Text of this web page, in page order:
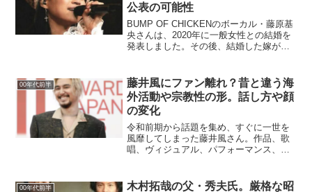
公表の可能性
BUMP OF CHICKENのボーカル・藤原基
央さんは、2020年に一般女性との結婚を
発表しました。その後、結婚した嫁が元
た。結婚生活について多くを語らないこ
とから、夫...
00年代前半
藤井風にファン離れ？昔と違う海
外活動や宗教性の形。話し方や顔
の変化
令和前期から話題を集め、すぐに一世を
風靡してしまった藤井風さん。作品、歌
唱、ヴィジュアル、パフォーマンス、ど
双状態であります。現在もなお、新しい
00年代前半
木村拓哉の父・秀夫氏。厳格な昭